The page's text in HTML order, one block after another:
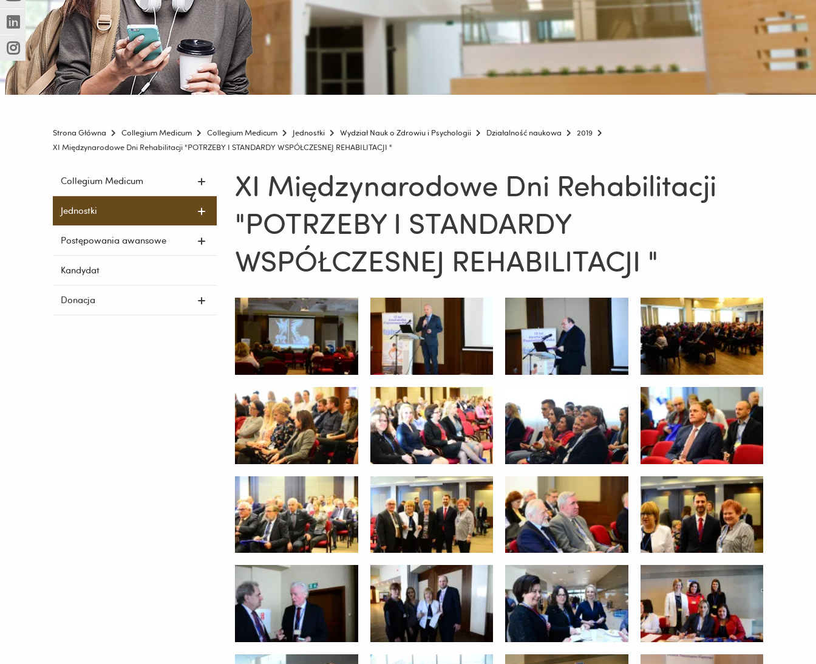
innej
strony)
okno)
do
innej
strony)
(Nowe
okno)
(Link
do
innej
strony)
(Nowe
okno)
(Link
do
innej
strony)
Strona Główna Collegium Medicum Collegium Medicum Jednostki Wydział Nauk o Zdrowiu i Psychologii Działalność naukowa
2019
XI Międzynarodowe Dni Rehabilitacji "POTRZEBY I STANDARDY WSPÓŁCZESNEJ REHABILITACJI "
Pomiń
i
przejdź
treści
Collegium Medicum
Jednostki
Postępowania awansowe
Kandydat
Donacja
XI Międzynarodowe Dni Rehabilitacji
"POTRZEBY I STANDARDY
WSPÓŁCZESNEJ REHABILITACJI "